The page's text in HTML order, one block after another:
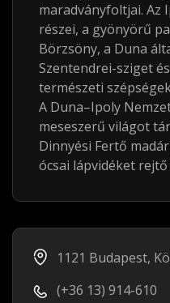
maradványfoltjai. Az
részei, a gyönyörű
Börzsöny, a Duna
Szentendrei-sziget
természeti
A Duna–Ipoly
meseszerű világot
Dinnyési Fertő
ócsai lápvidéket
1121 Budapest,
(+36 13) 914-610